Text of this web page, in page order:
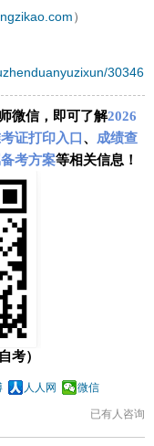
）
微信，即可了解2026
证打印入口 、 成绩查
考方案等相关信息！
考）
人人网 微信
已有人咨询